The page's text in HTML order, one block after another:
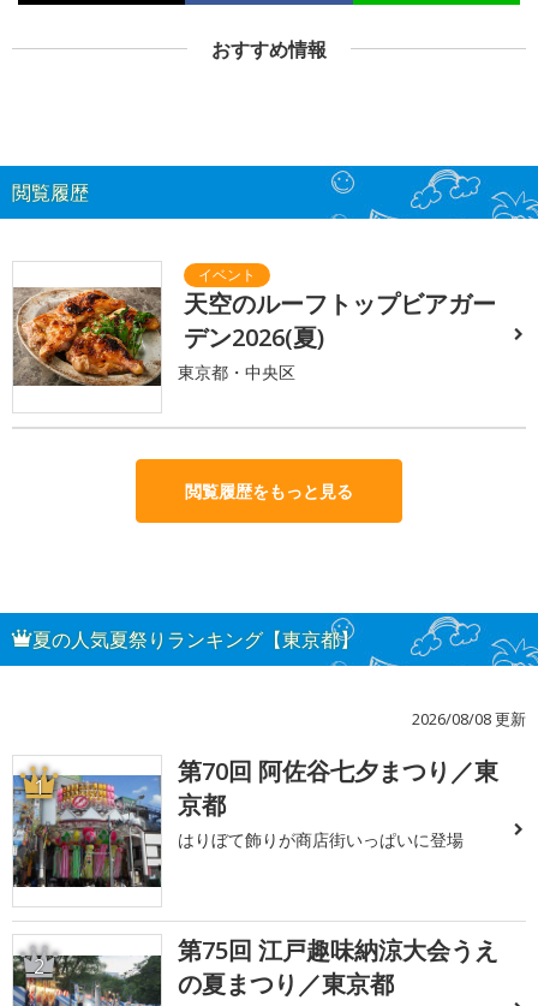
おすすめ情報
閲覧履歴
天空のルーフトップビアガー
デン2026(夏)
東京都・中央区
閲覧履歴をもっと見る
夏の人気夏祭りランキング【東京都】
2026/08/08 更新
1
第70回 阿佐谷七夕まつり／東
京都
はりぼて飾りが商店街いっぱいに登場
2
第75回 江戸趣味納涼大会うえ
の夏まつり／東京都